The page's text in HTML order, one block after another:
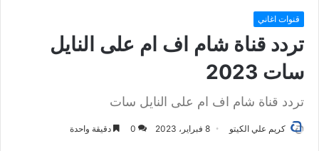
قنوات اغاني
تردد قناة شام اف ام على النايل
سات 2023
تردد قناة شام اف ام على النايل سات
كريم علي الكيتو 8 فبراير، 2023 0 دقيقة واحدة